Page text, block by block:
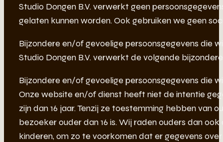
Studio Dongen B.V. verwerkt geen
gelaten kunnen worden. Ook gebruiken we geen
Bijzondere en/of gevoelige persoonsgegevens die
Studio Dongen B.V. verwerkt de volgende
Bijzondere en/of gevoelige persoonsgegevens die
Onze website en/of dienst heeft niet de intentie
zijn dan 16 jaar. Tenzij ze toestemming hebben van
bezoeker ouder dan 16 is. Wij raden ouders dan
kinderen, om zo te voorkomen dat er gegevens